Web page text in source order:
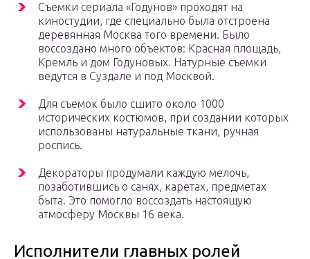
Съемки сериала «Годунов» проходят на
киностудии, где специально была отстроена
деревянная Москва того времени. Было
воссоздано много объектов: Красная площадь,
Кремль и дом Годуновых. Натурные съемки
ведутся в Суздале и под Москвой.
Для съемок было сшито около 1000
исторических костюмов, при создании которых
использованы натуральные ткани, ручная
роспись.
Декораторы продумали каждую мелочь,
позаботившись о санях, каретах, предметах
быта. Это помогло воссоздать настоящую
атмосферу Москвы 16 века.
Исполнители главных ролей